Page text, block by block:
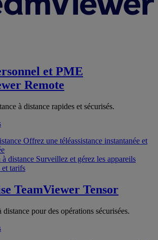
et PME
Remote
à distance rapides et sécurisés.
Offrez une téléassistance instantanée et
à distance Surveillez et gérez les appareils
et tarifs
TeamViewer Tensor
pour des opérations sécurisées.